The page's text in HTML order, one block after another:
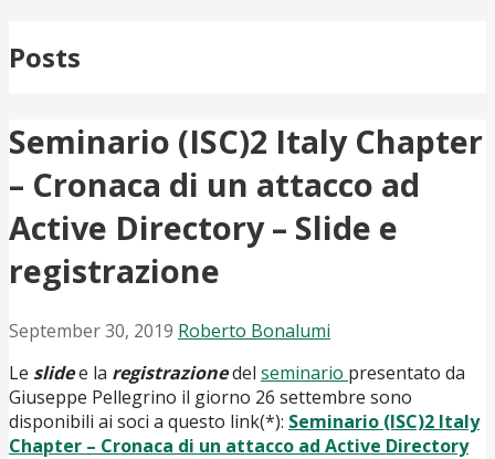
Posts
Seminario (ISC)2 Italy Chapter
– Cronaca di un attacco ad
Active Directory – Slide e
registrazione
September 30, 2019 Roberto Bonalumi
Le slidee la registrazionedel seminario presentato da
Giuseppe Pellegrino il giorno 26 settembre sono
disponibili ai soci a questo link(*): Seminario (ISC)2 Italy
Chapter – Cronaca di un attacco ad Active Directory